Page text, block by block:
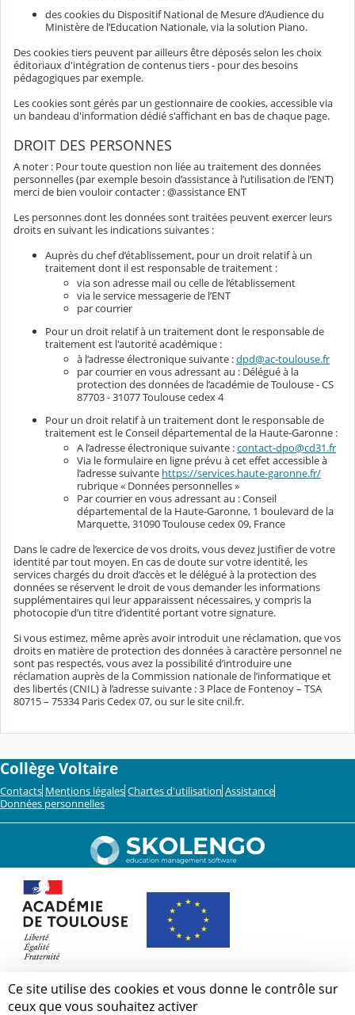
des cookies du Dispositif National de Mesure d’Audience du
Ministère de l’Education Nationale, via la solution Piano.
Des cookies tiers peuvent par ailleurs être déposés selon les choix
éditoriaux d'intégration de contenus tiers - pour des besoins
pédagogiques par exemple.
Les cookies sont gérés par un gestionnaire de cookies, accessible via
un bandeau d'information dédié s'affichant en bas de chaque page.
DROIT DES PERSONNES
A noter : Pour toute question non liée au traitement des données
personnelles (par exemple besoin d’assistance à l’utilisation de l’ENT)
merci de bien vouloir contacter : @assistance ENT
Les personnes dont les données sont traitées peuvent exercer leurs
droits en suivant les indications suivantes :
Auprès du chef d’établissement, pour un droit relatif à un
traitement dont il est responsable de traitement :
via son adresse mail ou celle de l’établissement
via le service messagerie de l’ENT
par courrier
Pour un droit relatif à un traitement dont le responsable de
traitement est l'autorité académique :
à l’adresse électronique suivante :dpd@ac-toulouse.fr
par courrier en vous adressant au : Délégué à la
protection des données de l’académie de Toulouse - CS
87703 - 31077 Toulouse cedex 4
Pour un droit relatif à un traitement dont le responsable de
traitement est le Conseil départemental de la Haute-Garonne :
A l’adresse électronique suivante :contact-dpo@cd31.fr
Via le formulaire en ligne prévu à cet effet accessible à
l’adresse suivante https://services.haute-garonne.fr/
rubrique « Données personnelles »
Par courrier en vous adressant au : Conseil
départemental de la Haute-Garonne, 1 boulevard de la
Marquette, 31090 Toulouse cedex 09, France
Dans le cadre de l’exercice de vos droits, vous devez justifier de votre
identité par tout moyen. En cas de doute sur votre identité, les
services chargés du droit d’accès et le délégué à la protection des
données se réservent le droit de vous demander les informations
supplémentaires qui leur apparaissent nécessaires, y compris la
photocopie d’un titre d’identité portant votre signature.
Si vous estimez, même après avoir introduit une réclamation, que vos
droits en matière de protection des données à caractère personnel ne
sont pas respectés, vous avez la possibilité d’introduire une
réclamation auprès de la Commission nationale de l’informatique et
des libertés (CNIL) à l’adresse suivante : 3 Place de Fontenoy – TSA
80715 – 75334 Paris Cedex 07, ou sur le site cnil.fr.
Collège Voltaire
Contacts Mentions légales Chartes d'utilisation Assistance
Données personnelles
Ce site utilise des cookies et vous donne le contrôle sur
ceux que vous souhaitez activer